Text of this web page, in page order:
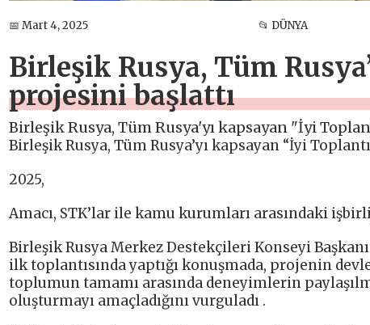
📅 Mart 4, 2025 📂 DÜNYA
Birleşik Rusya, Tüm
projesini başlattı
Birleşik Rusya, Tüm Rusya'yı kapsayan "İyi
Birleşik Rusya, Tüm Rusya’yı kapsayan “İyi
2025,
Amacı, STK’lar ile kamu kurumları arasındaki
Birleşik Rusya Merkez Destekçileri Konseyi
ilk toplantısında yaptığı konuşmada, projenin
toplumun tamamı arasında deneyimlerin
oluşturmayı amaçladığını vurguladı .